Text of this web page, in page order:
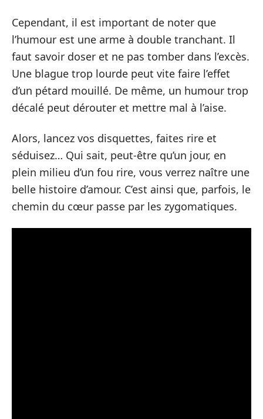
Cependant, il est important de noter que
l’humour est une arme à double tranchant. Il
faut savoir doser et ne pas tomber dans l’excès.
Une blague trop lourde peut vite faire l’effet
d’un pétard mouillé. De même, un humour trop
décalé peut dérouter et mettre mal à l’aise.
Alors, lancez vos disquettes, faites rire et
séduisez… Qui sait, peut-être qu’un jour, en
plein milieu d’un fou rire, vous verrez naître une
belle histoire d’amour. C’est ainsi que, parfois, le
chemin du cœur passe par les zygomatiques.